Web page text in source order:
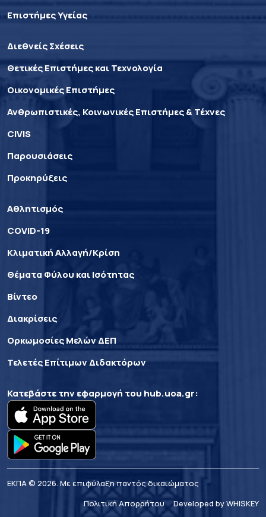
Επιστήμες Υγείας
Διεθνείς Σχέσεις
Θετικές Επιστήμες και Τεχνολογία
Οικονομικές Επιστήμες
Ανθρωπιστικές, Κοινωνικές Επιστήμες & Τέχνες
CIVIS
Παρουσιάσεις
Προκηρύξεις
Αθλητισμός
COVID-19
Κλιματική Αλλαγή/Κρίση
Θέματα Φύλου και Ισότητας
Βίντεο
Διακρίσεις
Ορκωμοσίες Μελών ΔΕΠ
Τελετές Επίτιμων Διδακτόρων
Κατεβάστε την εφαρμογή του hub.uoa.gr:
ΕΚΠΑ © 2026. Με επιφύλαξη παντός δικαιώματος
Πολιτική Απορρήτου
Developed by WHISKEY